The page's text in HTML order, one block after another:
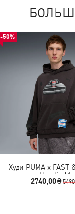
-50%
Худи PUMA x FAST
Hoodie Men
2740,00 ₴